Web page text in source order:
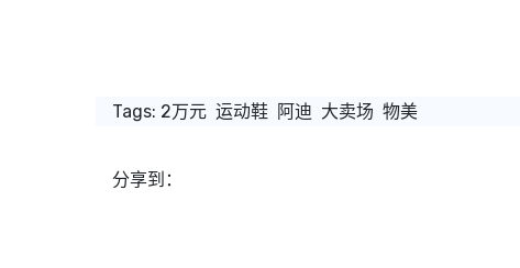
Tags: 2万元 运动鞋 阿迪 大卖场 物美
分享到：